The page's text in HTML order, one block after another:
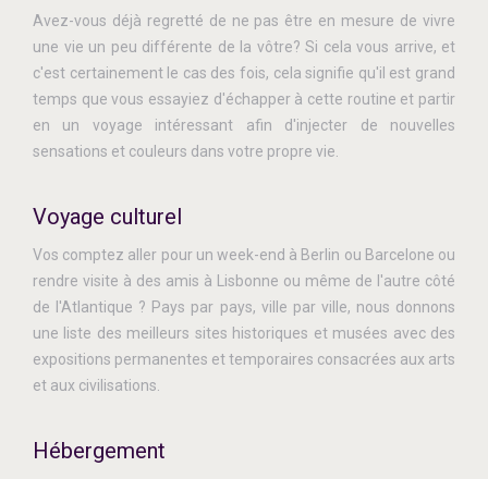
Avez-vous déjà regretté de ne pas être en mesure de vivre
une vie un peu différente de la vôtre? Si cela vous arrive, et
c'est certainement le cas des fois, cela signifie qu'il est grand
temps que vous essayiez d'échapper à cette routine et partir
en un voyage intéressant afin d'injecter de nouvelles
sensations et couleurs dans votre propre vie.
Voyage culturel
Vos comptez aller pour un week-end à Berlin ou Barcelone ou
rendre visite à des amis à Lisbonne ou même de l'autre côté
de l'Atlantique ? Pays par pays, ville par ville, nous donnons
une liste des meilleurs sites historiques et musées avec des
expositions permanentes et temporaires consacrées aux arts
et aux civilisations.
Hébergement